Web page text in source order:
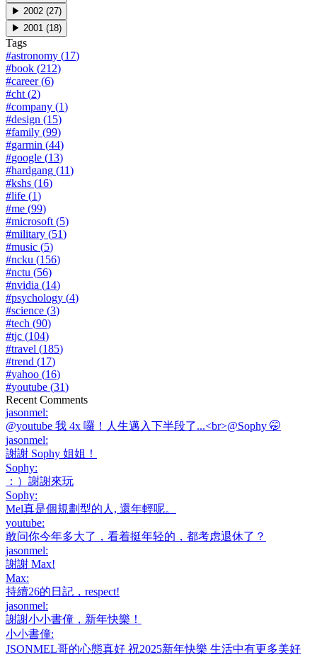
▶ 2002 (27)
▶ 2001 (18)
Tags
#astronomy (17)
#book (212)
#career(6)
#cht (2)
#company (1)
#design (15)
#family (99)
#garmin (44)
#google (13)
#hardgang (11)
#kshs (16)
#life (1)
#me (99)
#microsoft (5)
#military (51)
#music (5)
#ncku (156)
#nctu (56)
#nvidia (14)
#psychology (4)
#science (3)
#tech (90)
#tjc (104)
#travel (185)
#trend (17)
#yahoo (16)
#youtube (31)
Recent Comments
jasonmel:
@youtube 我 4x 囉！人生邁入下半段了...<br>@Sophy 🤭
jasonmel:
謝謝 Sophy 姐姐！
Sophy:
：）謝謝來玩
Sophy:
Mel真是個規劃型的人, 還年輕呢。
youtube:
敢问你今年多大了，看着挺年轻的，都考虑退休了？
jasonmel:
謝謝 Max!
Max:
持續26的日記，respect!
jasonmel:
謝謝小小書僮，新年快樂！
小小書僮:
JSONMEL哥的心態真好 祝2025新年快樂 生活中有更多美好